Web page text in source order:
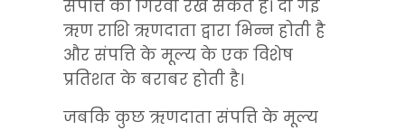
संपत्ति को गिरवी रख सकते हैं। दी गई
ऋण राशि ऋणदाता द्वारा भिन्न होती है
और संपत्ति के मूल्य के एक विशेष
प्रतिशत के बराबर होती है।
जबकि कुछ ऋणदाता संपत्ति के मूल्य